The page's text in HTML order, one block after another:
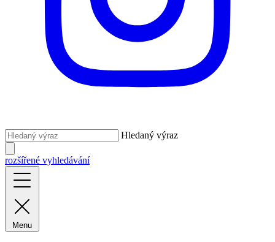
Hledaný výraz
rozšířené vyhledávání
Menu